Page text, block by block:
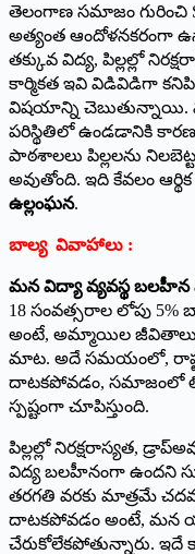
తెలంగాణ సమాజం గురించి
అత్యంత
తక్కువ విద్య, పిల్లల్లో
కార్మికత ఇవి విడివిడిగా
విషయాన్ని చెబుతున్నాయి.
పరిస్థితిలో ఉండడానికి
పాఠశాలలు పిల్లలను
అవుతోంది. ఇది కేవలం
ఉల్లంఘన.
బాల్య వివాహాలు :
మన విద్యా వ్యవస్థ బలహీన
18 సంవత్సరాల లోపు
అంటే, అమ్మాయిల
మాట. అదే సమయంలో,
దాటకపోవడం, సమాజంలో
స్పష్టంగా చూపిస్తుంది.
పిల్లల్లో నిరక్షరాస్యత,
విద్య బలహీనంగా ఉందని
తరగతి వరకు మాత్రమే
దాటకపోవడం అంటే, మన
చేరుకోలేకపోతున్నారు.